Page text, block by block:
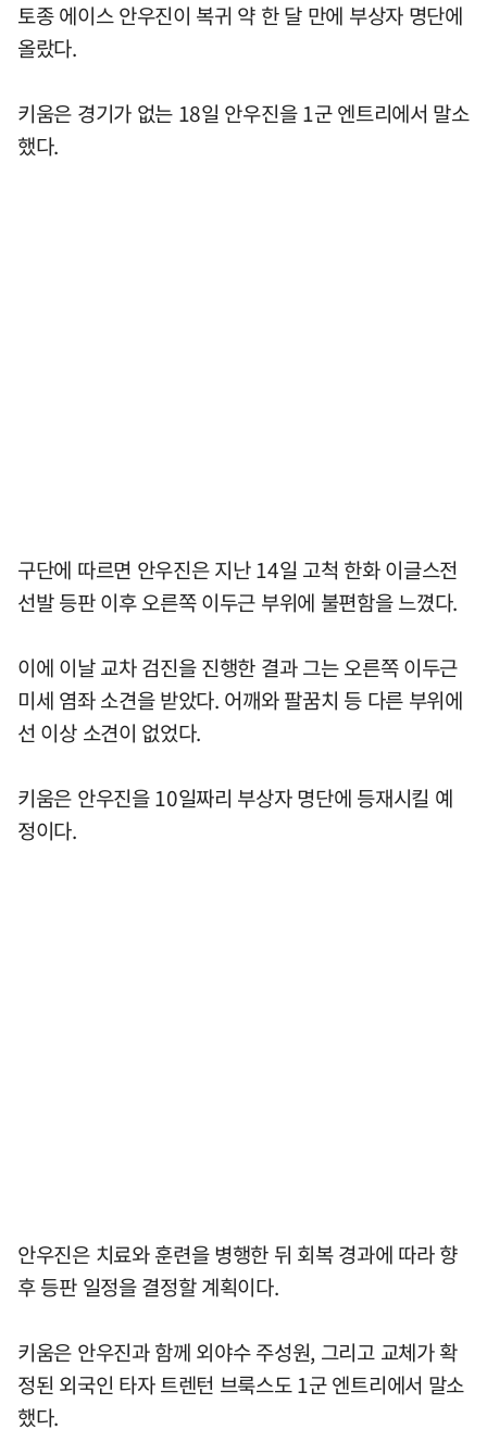
토종 에이스 안우진이 복귀 약 한 달 만에 부상자 명단에
올랐다.
키움은 경기가 없는 18일 안우진을 1군 엔트리에서 말소
했다.
구단에 따르면 안우진은 지난 14일 고척 한화 이글스전
선발 등판 이후 오른쪽 이두근 부위에 불편함을 느꼈다.
이에 이날 교차 검진을 진행한 결과 그는 오른쪽 이두근
미세 염좌 소견을 받았다. 어깨와 팔꿈치 등 다른 부위에
선 이상 소견이 없었다.
키움은 안우진을 10일짜리 부상자 명단에 등재시킬 예
정이다.
안우진은 치료와 훈련을 병행한 뒤 회복 경과에 따라 향
후 등판 일정을 결정할 계획이다.
키움은 안우진과 함께 외야수 주성원, 그리고 교체가 확
정된 외국인 타자 트렌턴 브룩스도 1군 엔트리에서 말소
했다.